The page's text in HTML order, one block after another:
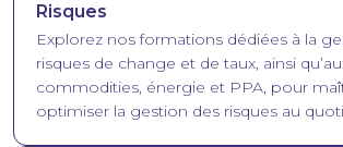
Risques
Explorez nos formations dédiées à la
risques de change et de taux, ainsi
commodities, énergie et PPA, pour
optimiser la gestion des risques au